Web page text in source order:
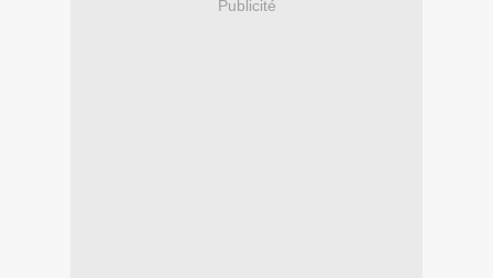
Publicité